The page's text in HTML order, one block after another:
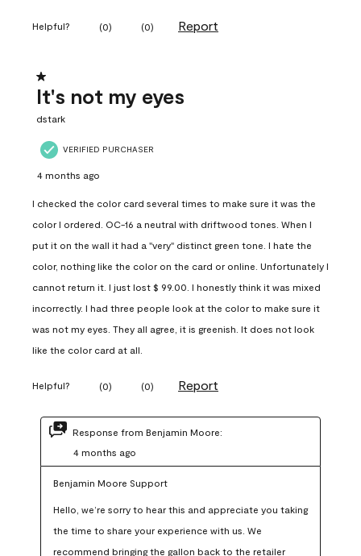
Helpful? (0) (0) Report
1 out of 5 stars.
It's not my eyes
dstark
VERIFIED PURCHASER
4 months ago
I checked the color card several times to make sure it was the
color I ordered. OC-16 a neutral with driftwood tones. When I
put it on the wall it had a "very" distinct green tone. I hate the
color, nothing like the color on the card or online. Unfortunately I
cannot return it. I just lost $ 99.00. I honestly think it was mixed
incorrectly. I had three people look at the color to make sure it
was not my eyes. They all agree, it is greenish. It does not look
like the color card at all.
Helpful? (0) (0) Report
Response from Benjamin Moore:
4 months ago
Benjamin Moore Support
Hello, we’re sorry to hear this and appreciate you taking
the time to share your experience with us. We
recommend bringing the gallon back to the retailer